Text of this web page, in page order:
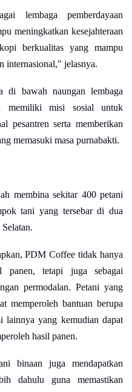
lembaga pemberdayaan
meningkatkan kesejahteraan
berkualitas yang mampu
internasional," jelasnya.
di bawah naungan lembaga
memiliki misi sosial untuk
pesantren serta memberikan
memasuki masa purnabakti.
membina sekitar 400 petani
tani yang tersebar di dua
PDM Coffee tidak hanya
panen, tetapi juga sebagai
permodalan. Petani yang
memperoleh bantuan berupa
lainnya yang kemudian dapat
hasil panen.
binaan juga mendapatkan
dahulu guna memastikan